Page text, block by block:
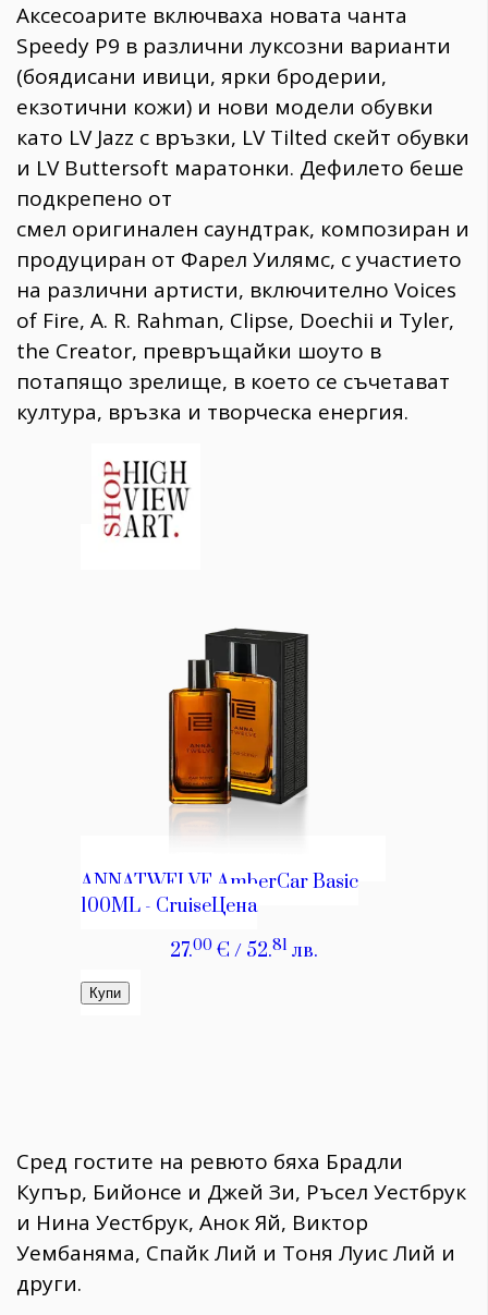
Аксесоарите включваха новата чанта
Speedy P9 в различни луксозни варианти
(боядисани ивици, ярки бродерии,
екзотични кожи) и нови модели обувки
като LV Jazz с връзки, LV Tilted скейт обувки
и LV Buttersoft маратонки. Дефилето беше
подкрепено от
смел оригинален саундтрак, композиран и
продуциран от Фарел Уилямс, с участието
на различни артисти, включително Voices
of Fire, A. R. Rahman, Clipse, Doechii и Tyler,
the Creator, превръщайки шоуто в
потапящо зрелище, в което се съчетават
култура, връзка и творческа енергия.
Сред гостите на ревюто бяха Брадли
Купър, Бийонсе и Джей Зи, Ръсел Уестбрук
и Нина Уестбрук, Анок Яй, Виктор
Уембаняма, Спайк Лий и Тоня Луис Лий и
други.